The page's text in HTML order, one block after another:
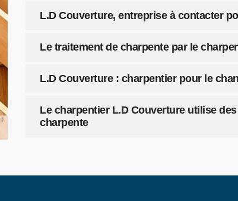
L.D Couverture, entreprise à contacter
Le traitement de charpente par le
L.D Couverture : charpentier pour le
Le charpentier L.D Couverture utilise
charpente